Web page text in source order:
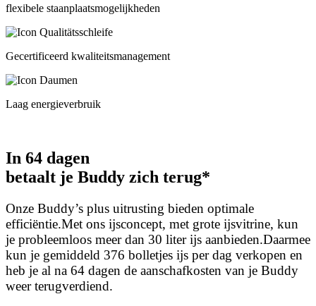
flexibele staanplaatsmogelijkheden
Gecertificeerd kwaliteitsmanagement
Laag energieverbruik
In 64 dagen
betaalt je Buddy zich terug*
Onze Buddy’s plus uitrusting bieden optimale
efficiëntie.Met ons ijsconcept, met grote ijsvitrine, kun
je probleemloos meer dan 30 liter ijs aanbieden.Daarmee
kun je gemiddeld 376 bolletjes ijs per dag verkopen en
heb je al na 64 dagen de aanschafkosten van je Buddy
weer terugverdiend.